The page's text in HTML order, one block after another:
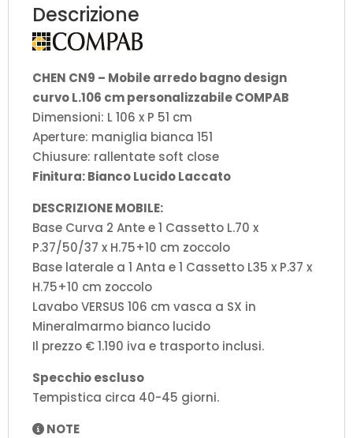
Lucido
Laccato
quantità
Descrizione
CHEN CN9 – Mobile arredo bagno design
curvo L.106 cm personalizzabile COMPAB
Dimensioni: L 106 x P 51 cm
Aperture: maniglia bianca 151
Chiusure: rallentate soft close
Finitura: Bianco Lucido Laccato
DESCRIZIONE MOBILE:
Base Curva 2 Ante e 1 Cassetto L.70 x
P.37/50/37 x H.75+10 cm zoccolo
Base laterale a 1 Anta e 1 Cassetto L35 x P.37 x
H.75+10 cm zoccolo
Lavabo VERSUS 106 cm vasca a SX in
Mineralmarmo bianco lucido
Il prezzo € 1.190 iva e trasporto inclusi.
Specchio escluso
Tempistica circa 40-45 giorni.
NOTE